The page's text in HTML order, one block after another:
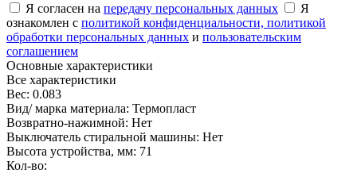
Я согласен на передачу персональных данных
Я
ознакомлен с политикой конфиденциальности, политикой
обработки персональных данных и пользовательским
соглашением
Основные характеристики
Все характеристики
Вес: 0.083
Вид/ марка материала: Термопласт
Возвратно-нажимной: Нет
Выключатель стиральной машины: Нет
Высота устройства, мм: 71
Кол-во: